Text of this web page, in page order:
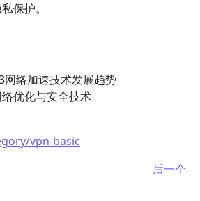
保护。
网络加速技术发展趋势
优化与安全技术
vpn-basic
后一个